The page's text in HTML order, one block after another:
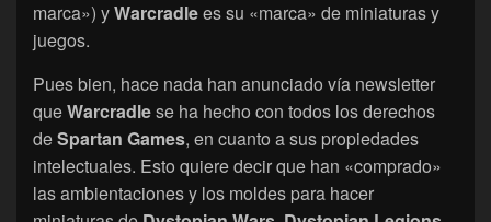
marca») yWarcradlees su «marca» de miniaturas y
juegos.
Pues bien, hace nada han anunciado vía newsletter
queWarcradlese ha hecho con todos los derechos
deSpartan Games, en cuanto a sus propiedades
intelectuales. Esto quiere decir que han «comprado»
las ambientaciones y los moldes para hacer